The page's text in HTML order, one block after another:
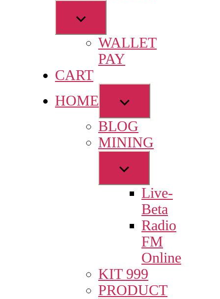
Show
sub
menuWALLET
PAY
CART
HOME
Show
sub
menu
BLOG
MINING
Show
sub
menuLive-
Beta
Radio
FM
Online
KIT 999
PRODUCT